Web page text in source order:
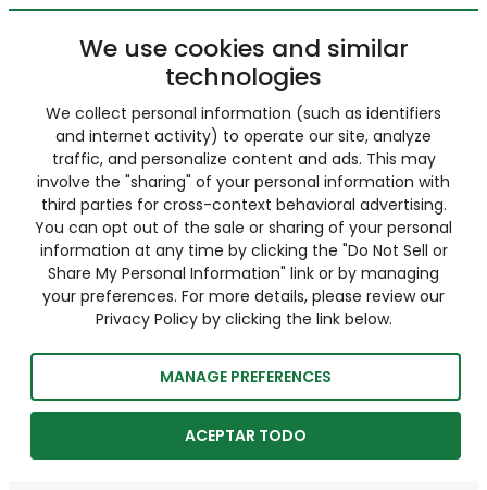
We use cookies and similar
technologies
We collect personal information (such as identifiers
and internet activity) to operate our site, analyze
traffic, and personalize content and ads. This may
involve the "sharing" of your personal information with
third parties for cross-context behavioral advertising.
You can opt out of the sale or sharing of your personal
information at any time by clicking the "Do Not Sell or
Share My Personal Information" link or by managing
your preferences. For more details, please review our
Privacy Policy by clicking the link below.
MANAGE PREFERENCES
ACEPTAR TODO